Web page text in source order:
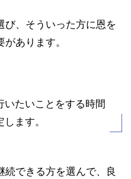
び、そういった方に恩を
あります。
たいことをする時間
ます。
できる方を選んで、良